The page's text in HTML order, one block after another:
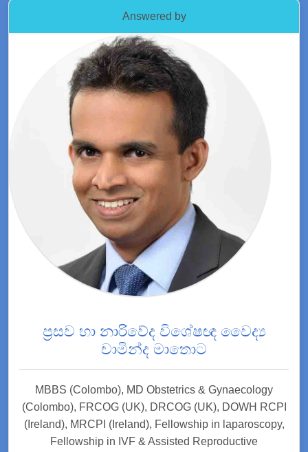
Answered by
ප්‍රසව හා නාරිවේද විශේෂඥ වෛද්‍ය
චාමින්ද මාතොට
MBBS (Colombo), MD Obstetrics & Gynaecology
(Colombo), FRCOG (UK), DRCOG (UK), DOWH RCPI
(Ireland), MRCPI (Ireland), Fellowship in laparoscopy,
Fellowship in IVF & Assisted Reproductive